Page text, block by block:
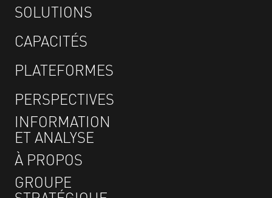
SOLUTIONS
CAPACITÉS
PLATEFORMES
PERSPECTIVES
INFORMATION
ET ANALYSE
À PROPOS
GROUPE